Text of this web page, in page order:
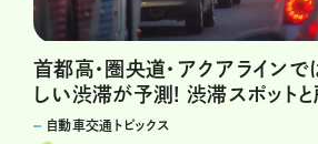
首都高・圏央道・アクアライン
しい渋滞が予測! 渋滞スポット
自動車交通トピックス